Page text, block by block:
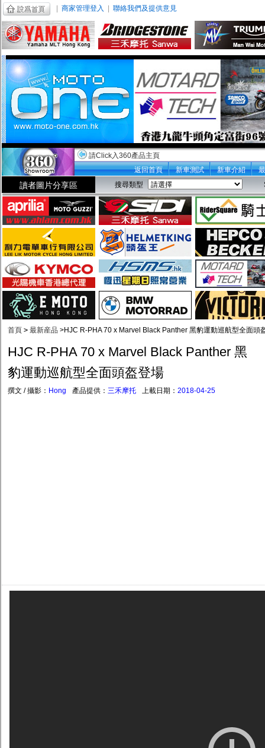
商家管理登入 聯絡我們及提供意見
請Click入360產品主頁
返回首頁
新車測試 新車介紹
讀者圖片分享區 搜尋類型
首頁 > 最新産品 >HJC R-PHA 70 x Marvel Black Panther 黑豹運動巡航型全面頭
HJC R-PHA 70 x Marvel Black Panther 黑
豹運動巡航型全面頭盔登場
撰文 / 攝影： Hong 產品提供： 三禾摩托 上載日期： 2018-04-25